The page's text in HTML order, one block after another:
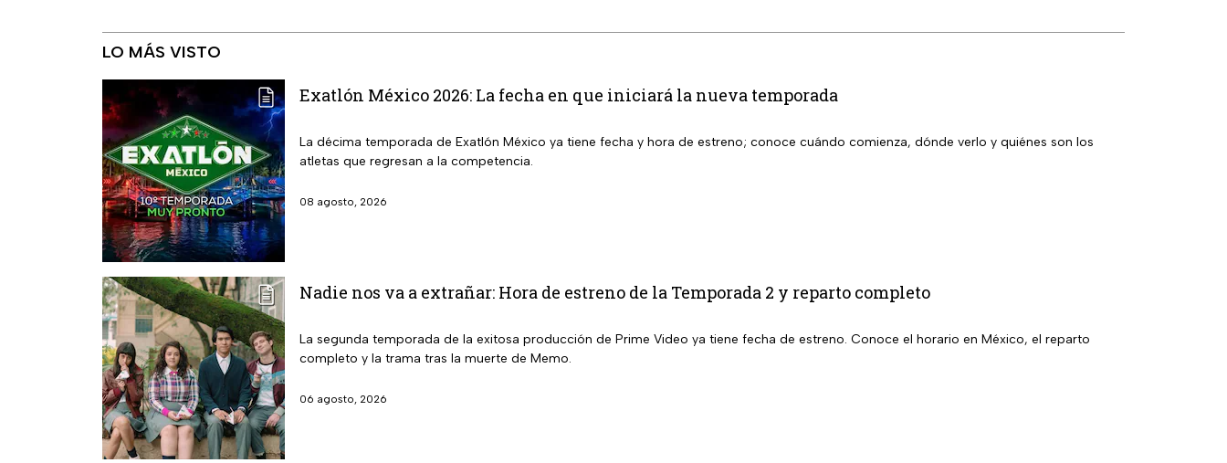
LO MÁS VISTO
Exatlón México 2026: La fecha en que iniciará la nueva temporada
La décima temporada de Exatlón México ya tiene fecha y hora de estreno; conoce cuándo comienza, dónde verlo y quiénes son los
atletas que regresan a la competencia.
08 agosto, 2026
Nadie nos va a extrañar: Hora de estreno de la Temporada 2 y reparto completo
La segunda temporada de la exitosa producción de Prime Video ya tiene fecha de estreno. Conoce el horario en México, el reparto
completo y la trama tras la muerte de Memo.
06 agosto, 2026